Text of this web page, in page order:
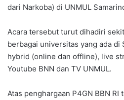
dari Narkoba) di UNMUL
Acara tersebut turut dihadiri
berbagai universitas yang ada di
hybrid (online dan offline), live
Youtube BNN dan TV UNMUL.
Atas penghargaan P4GN BBN